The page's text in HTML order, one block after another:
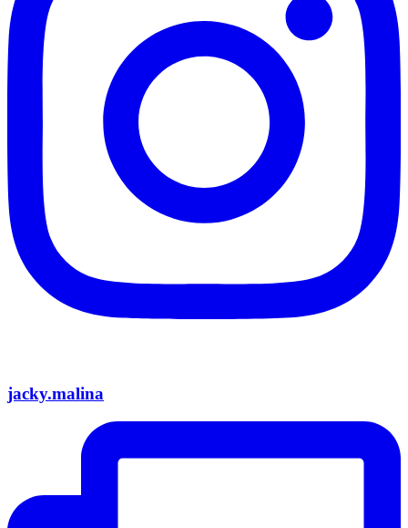
jacky.malina